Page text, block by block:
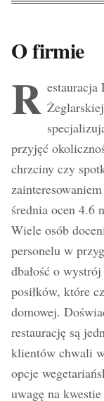
O firmie
R
przyjęć
chrzciny czy
średnia ocen 4.6
Wiele osób
personelu w
dbałość o
posiłków, które
domowej.
restaurację są
klientów chwali
opcje
uwagę na